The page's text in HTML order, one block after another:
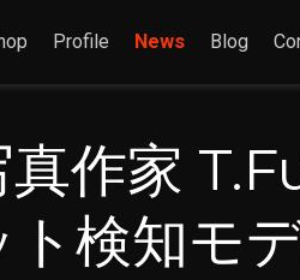
Profile News Blog
真作家
ト検知モ